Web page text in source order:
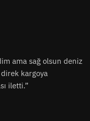
ama sağ olsun deniz
kargoya
iletti.”